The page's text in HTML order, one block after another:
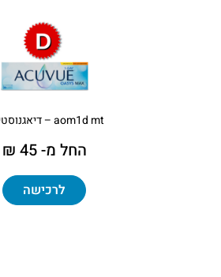
aom1d mt – דיאגנוסטיקה
החל מ- 45 ₪
לרכישה